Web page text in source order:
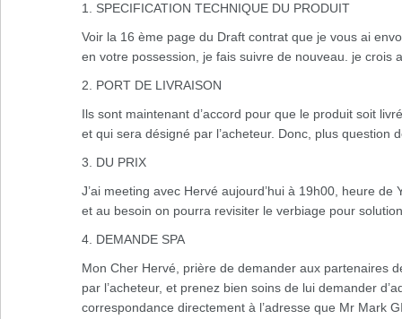
1. SPECIFICATION TECHNIQUE DU PRODUIT
Voir la 16 ème page du Draft contrat que je vous ai
en votre possession, je fais suivre de nouveau. je crois
2. PORT DE LIVRAISON
Ils sont maintenant d’accord pour que le produit soit
et qui sera désigné par l’acheteur. Donc, plus question
3. DU PRIX
J’ai meeting avec Hervé aujourd’hui à 19h00, heure de
et au besoin on pourra revisiter le verbiage pour
4. DEMANDE SPA
Mon Cher Hervé, prière de demander aux partenaires
par l’acheteur, et prenez bien soins de lui demander
correspondance directement à l’adresse que Mr Mark